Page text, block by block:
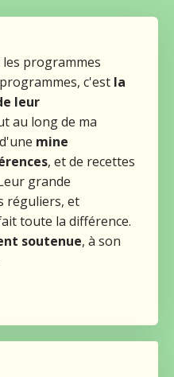
programmes
c'est la
leur
au long de ma
mine
, et de recettes
grande
réguliers, et
toute la différence.
soutenue, à son